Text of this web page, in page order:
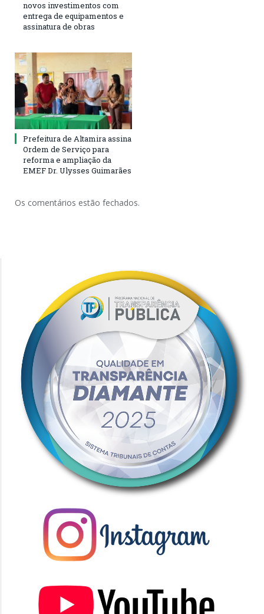
novos investimentos com
entrega de equipamentos e
assinatura de obras
Prefeitura de Altamira assina
Ordem de Serviço para
reforma e ampliação da
EMEF Dr. Ulysses Guimarães
Os comentários estão fechados.